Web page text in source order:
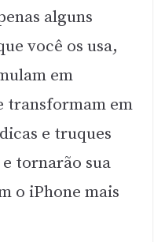
alguns
você os usa,
em
transformam em
e truques
tornarão sua
o iPhone mais